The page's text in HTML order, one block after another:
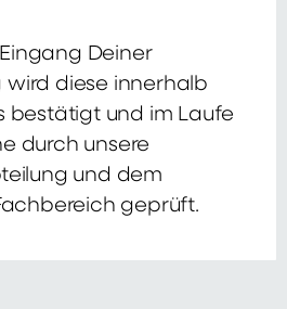
Deiner
wird diese innerhalb
bestätigt und im Laufe
durch unsere
und dem
geprüft.